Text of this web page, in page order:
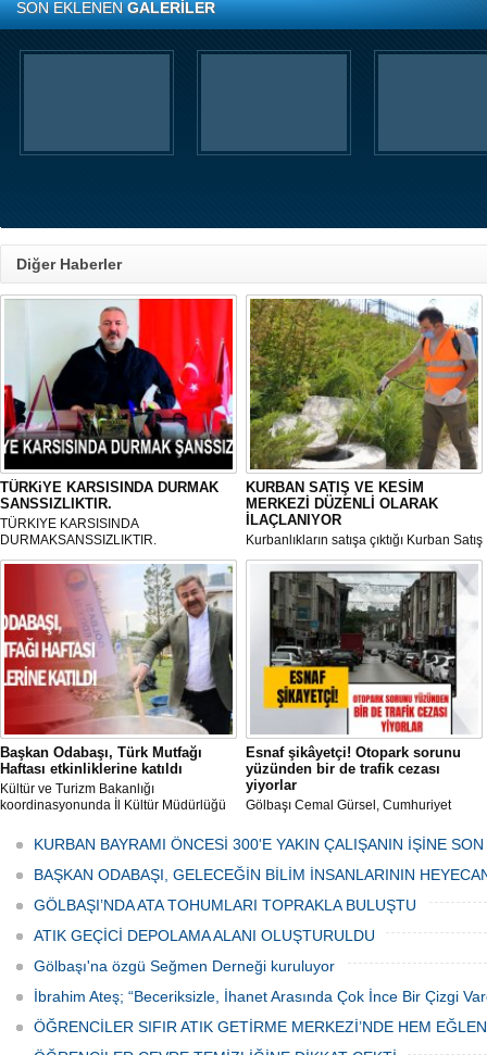
SON EKLENENGALERİLER
Diğer Haberler
TÜRKiYE KARSISINDA DURMAK
SANSSIZLIKTIR.
TÜRKIYE KARSISINDA
DURMAKSANSSIZLIKTIR.
KURBAN SATIŞ VE KESİM
MERKEZİ DÜZENLİ OLARAK
İLAÇLANIYOR
Kurbanlıkların satışa çıktığı Kurban Satış
ve Kesim Merkezi, haşere ve
mikropların önüne geçilmesi amacıyla
her gün Gölbaşı Belediyesi ekipleri
tarafından düzenli olarak ilaçlanıyor.
Başkan Odabaşı, Türk Mutfağı
Haftası etkinliklerine katıldı
Kültür ve Turizm Bakanlığı
koordinasyonunda İl Kültür Müdürlüğü
Haftası" etkinlikleri Ankara'da devam
ediyor.
Esnaf şikâyetçi! Otopark sorunu
yüzünden bir de trafik cezası
yiyorlar
Gölbaşı Cemal Gürsel, Cumhuriyet
bulunan esnaf ve alışverişe gelen
vatandaşlar park cezaları yüzünden
canından bezdi.
KURBAN BAYRAMI ÖNCESİ 300'E YAKIN ÇALIŞANIN İŞİNE
BAŞKAN ODABAŞI, GELECEĞİN BİLİM İNSANLARININ
GÖLBAŞI’NDA ATA TOHUMLARI TOPRAKLA BULUŞTU
ATIK GEÇİCİ DEPOLAMA ALANI OLUŞTURULDU
Gölbaşı'na özgü Seğmen Derneği kuruluyor
İbrahim Ateş; “Beceriksizle, İhanet Arasında Çok İnce Bir Çizgi
ÖĞRENCİLER SIFIR ATIK GETİRME MERKEZİ’NDE HEM